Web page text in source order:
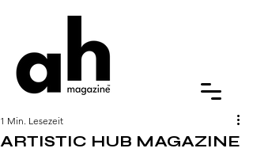
ARTISTIC HUB MAGAZINE
1 Min. Lesezeit